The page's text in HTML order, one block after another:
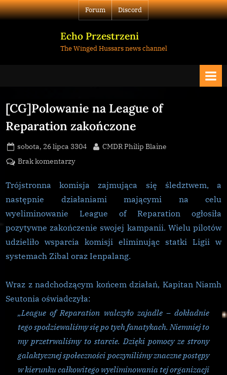
Skip
to
Forum Discord
Echo Przestrzeni
The Winged Hussars news channel
[CG]Polowanie na League of
Reparation zakończone
Posted
on
sobota, 26 lipca 3304 By
CMDR Philip Blaine
Brak komentarzydo
na
League
Reparation
zakończone
Trójstronna komisja zajmująca się śledztwem, a
następnie działaniami mającymi na celu
wyeliminowanie League of Reparation ogłosiła
pozytywne zakończenie swojej kampanii. Wielu pilotów
udzieliło wsparcia komisji eliminując statki Ligii w
systemach Zibal oraz Ienpalang.
Wraz z nadchodzącym końcem działań, Kapitan Niamh
Seutonia oświadczyła:
„League of Reparation walczyło zajadle – dokładnie
tego spodziewaliśmy się po tych fanatykach. Niemniej to
my przetrwaliśmy to starcie. Dzięki pomocy ze strony
galaktycznej społeczności poczyniliśmy znaczne postępy
w kierunku całkowitego wyeliminowania tej organizacji